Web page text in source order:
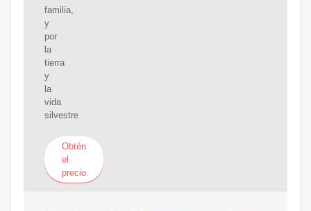
familia,
y
por
la
tierra
y
la
vida
silvestre
Obtén
el
precio